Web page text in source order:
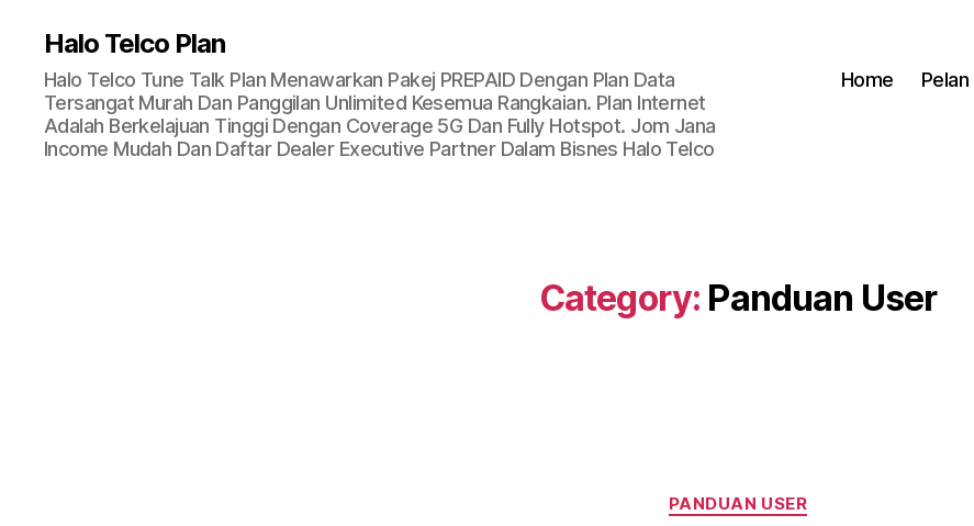
Halo Telco Plan
Halo Telco Tune Talk Plan Menawarkan Pakej PREPAID Dengan Plan Data
Tersangat Murah Dan Panggilan Unlimited Kesemua Rangkaian. Plan Internet
Adalah Berkelajuan Tinggi Dengan Coverage 5G Dan Fully Hotspot. Jom Jana
Income Mudah Dan Daftar Dealer Executive Partner Dalam Bisnes Halo Telco
Home Pelan
Category: Panduan User
Categories
PANDUAN USER